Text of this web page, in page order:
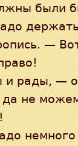
были
—
рады, —
не